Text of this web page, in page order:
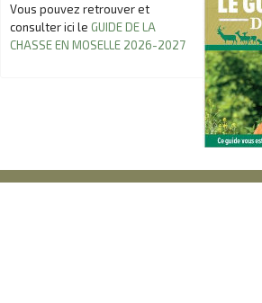
Vous pouvez retrouver et
consulter ici le GUIDE DE LA
CHASSE EN MOSELLE 2026-2027